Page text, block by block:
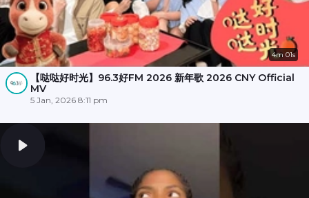
4m 01s
【哒哒好时光】96.3好FM 2026 新年歌 2026 CNY Official
MV
5 Jan, 2026 8:11 pm